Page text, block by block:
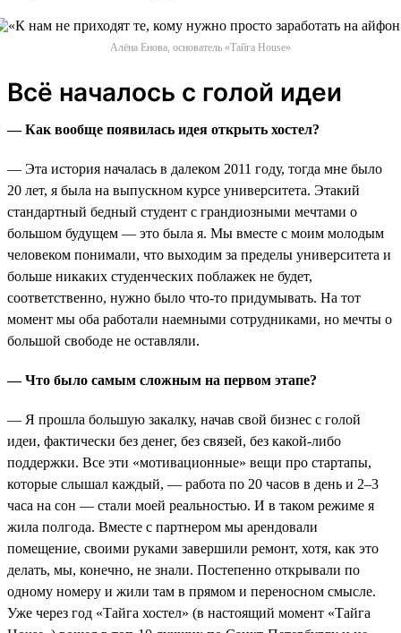
Алёна Енова, основатель «Тайга House»
Всё началось с голой идеи
— Как вообще появилась идея открыть хостел?
— Эта история началась в далеком 2011 году, тогда мне было
20 лет, я была на выпускном курсе университета. Этакий
стандартный бедный студент с грандиозными мечтами о
большом будущем — это была я. Мы вместе с моим молодым
человеком понимали, что выходим за пределы университета и
больше никаких студенческих поблажек не будет,
соответственно, нужно было что-то придумывать. На тот
момент мы оба работали наемными сотрудниками, но мечты о
большой свободе не оставляли.
— Что было самым сложным на первом этапе?
— Я прошла большую закалку, начав свой бизнес с голой
идеи, фактически без денег, без связей, без какой-либо
поддержки. Все эти «мотивационные» вещи про стартапы,
которые слышал каждый, — работа по 20 часов в день и 2–3
часа на сон — стали моей реальностью. И в таком режиме я
жила полгода. Вместе с партнером мы арендовали
помещение, своими руками завершили ремонт, хотя, как это
делать, мы, конечно, не знали. Постепенно открывали по
одному номеру и жили там в прямом и переносном смысле.
Уже через год «Тайга хостел» (в настоящий момент «Тайга